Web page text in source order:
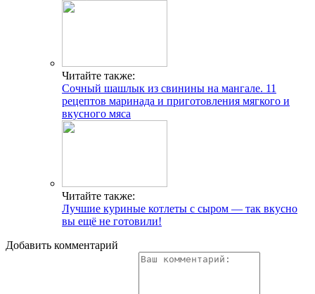
Читайте также:
Сочный шашлык из свинины на мангале. 11
рецептов маринада и приготовления мягкого и
вкусного мяса
Читайте также:
Лучшие куриные котлеты с сыром — так вкусно
вы ещё не готовили!
Добавить комментарий